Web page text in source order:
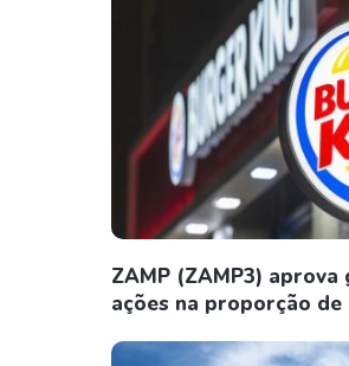
ZAMP (ZAMP3)
ações na proporção de